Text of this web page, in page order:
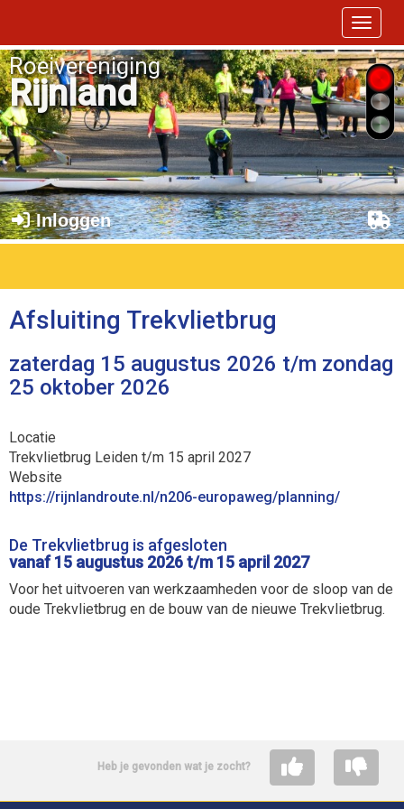
Toggle
Roeivereniging
Rijnland
Inloggen
Afsluiting Trekvlietbrug
zaterdag 15 augustus 2026 t/m zondag
25 oktober 2026
Locatie
Trekvlietbrug Leiden t/m 15 april 2027
Website
https://rijnlandroute.nl/n206-europaweg/planning/
De Trekvlietbrug is afgesloten
vanaf 15 augustus 2026 t/m 15 april 2027
Voor het uitvoeren van werkzaamheden voor de sloop van de
oude Trekvlietbrug en de bouw van de nieuwe Trekvlietbrug.
Heb je gevonden wat je zocht?